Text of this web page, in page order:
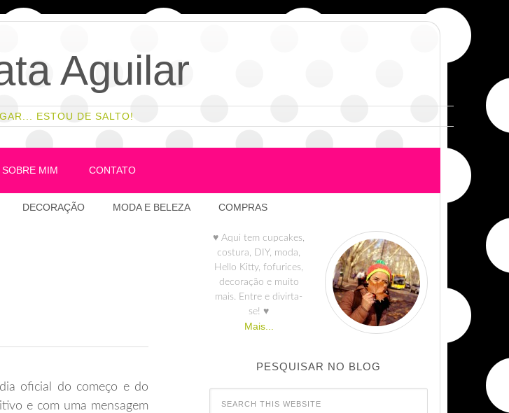
Aguilar
ESTOU DE SALTO!
SOBRE MIM CONTATO
DECORAÇÃO MODA E BELEZA COMPRAS
oficial do começo e do
e com uma mensagem
♥ Aqui tem cupcakes,
costura, DIY, moda,
Hello Kitty, fofurices,
decoração e muito
mais. Entre e divirta-
se! ♥
Mais...
PESQUISAR NO BLOG